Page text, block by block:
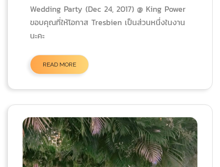
Wedding Party (Dec 24, 2017) @ King Power
ขอบคุณที่ให้โอกาส Tresbien เป็นส่วนหนึ่งในงาน
นะคะ
READ MORE